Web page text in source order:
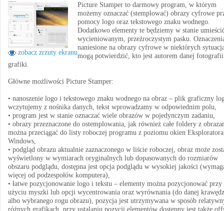
zobacz zrzuty ekranu
Picture Stamper to darmowy program, w którym
możemy oznaczać (stemplować) obrazy cyfrowe
pomocy logo oraz tekstowego znaku wodnego.
Dodatkowo elementy te będziemy w stanie
wycieniowanym, przeźroczystym pasku.
naniesione na obrazy cyfrowe w niektórych
mogą potwierdzić, kto jest autorem danej
grafiki.
Główne możliwości Picture Stamper:
• nanoszenie logo i tekstowego znaku wodnego na obraz – plik graficzny
wczytujemy z nośnika danych, tekst wprowadzamy w odpowiednim polu,
• program jest w stanie oznaczać wiele obrazów w pojedynczym zadaniu,
• obrazy przeznaczone do ostemplowania, jak również całe foldery z
można przeciągać do listy roboczej programu z poziomu okien Eksploratora
Windows,
• podgląd obrazu aktualnie zaznaczonego w liście roboczej, obraz może
wyświetlony w wymiarach oryginalnych lub dopasowanych do rozmiarów
obszaru podglądu, dostępna jest opcja podglądu w wysokiej jakości
więcej od podzespołów komputera),
• łatwe pozycjonowanie logo i tekstu – elementy można pozycjonować przy
użyciu myszki lub opcji wycentrowania oraz wyrównania (do danej
albo wybranego rogu obrazu), pozycja jest utrzymywana w sposób
różnych grafikach, przy ustalaniu pozycji elementów dostępny jest także